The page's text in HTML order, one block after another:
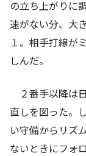
の立ち上がりに
速がない分、大
１。相手打線が
しんだ。
２番手以降は
直しを図った。
い守備からリズ
ないときにフォ